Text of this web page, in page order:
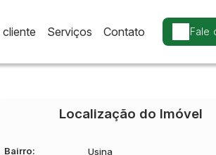
Fale
Contato
Serviços
Localização do Imóvel
Bairro: Usina